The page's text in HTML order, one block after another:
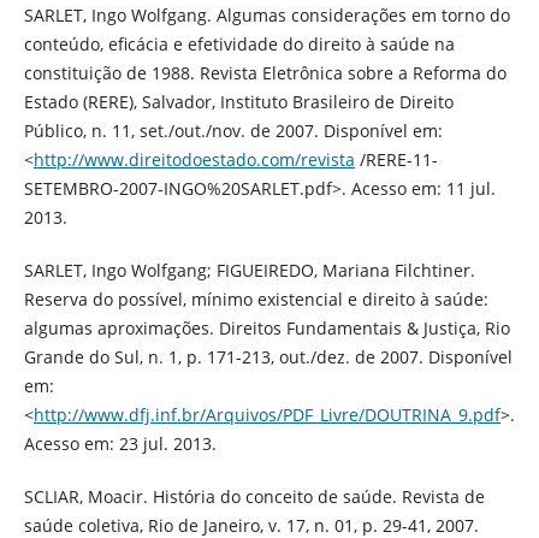
SARLET, Ingo Wolfgang. Algumas considerações em torno do
conteúdo, eficácia e efetividade do direito à saúde na
constituição de 1988. Revista Eletrônica sobre a Reforma do
Estado (RERE), Salvador, Instituto Brasileiro de Direito
Público, n. 11, set./out./nov. de 2007. Disponível em:
<http://www.direitodoestado.com/revista /RERE-11-
SETEMBRO-2007-INGO%20SARLET.pdf>. Acesso em: 11 jul.
2013.
SARLET, Ingo Wolfgang; FIGUEIREDO, Mariana Filchtiner.
Reserva do possível, mínimo existencial e direito à saúde:
algumas aproximações. Direitos Fundamentais & Justiça, Rio
Grande do Sul, n. 1, p. 171-213, out./dez. de 2007. Disponível
em:
<http://www.dfj.inf.br/Arquivos/PDF_Livre/DOUTRINA_9.pdf>.
Acesso em: 23 jul. 2013.
SCLIAR, Moacir. História do conceito de saúde. Revista de
saúde coletiva, Rio de Janeiro, v. 17, n. 01, p. 29-41, 2007.